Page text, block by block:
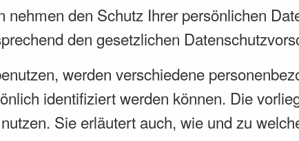
nehmen den Schutz Ihrer persönlichen
den gesetzlichen
werden verschiedene
identifiziert werden können. Die
Sie erläutert auch, wie und zu